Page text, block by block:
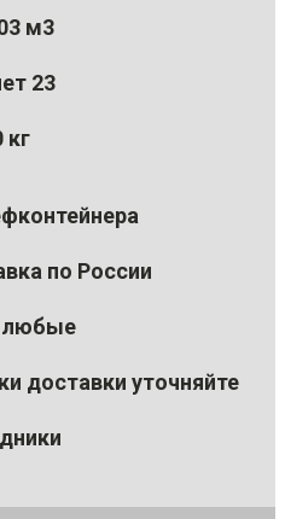
м3
23
кг
по России
любые
доставки уточняйте